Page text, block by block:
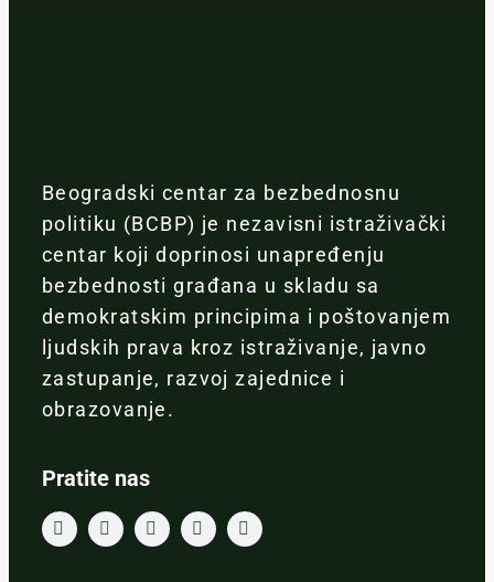
Beogradski centar za bezbednosnu
politiku (BCBP) je nezavisni istraživački
centar koji doprinosi unapređenju
bezbednosti građana u skladu sa
demokratskim principima i poštovanjem
ljudskih prava kroz istraživanje, javno
zastupanje, razvoj zajednice i
obrazovanje.
Pratite nas